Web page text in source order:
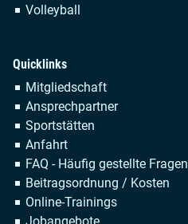
Volleyball
Quicklinks
Navigation
überspringen
Mitgliedschaft
Ansprechpartner
Sportstätten
Anfahrt
FAQ - Häufig gestellte Fragen
Beitragsordnung / Kosten
Online-Trainings